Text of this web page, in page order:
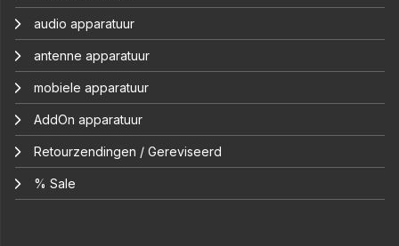
audio apparatuur
antenne apparatuur
mobiele apparatuur
AddOn apparatuur
Retourzendingen / Gereviseerd
% Sale